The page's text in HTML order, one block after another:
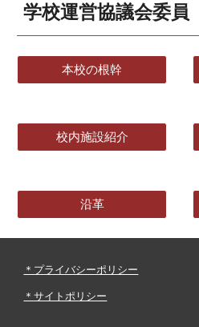
学校運営協議会委員
本校の根幹
校内施設紹介
沿革
＊プライバシーポリシー
＊サイトポリシー